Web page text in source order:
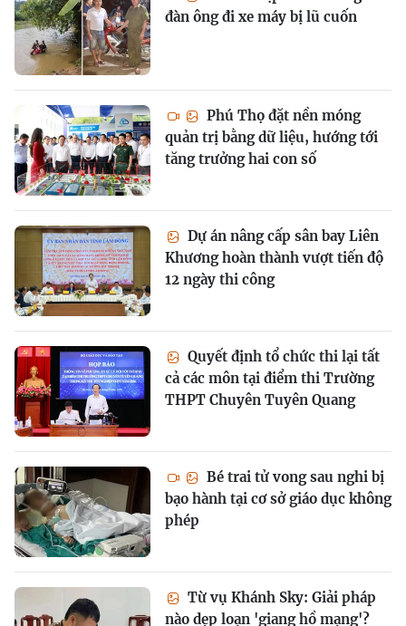
đàn ông đi xe máy bị lũ cuốn
Phú Thọ đặt nền móng
quản trị bằng dữ liệu, hướng tới
tăng trưởng hai con số
Dự án nâng cấp sân bay Liên
Khương hoàn thành vượt tiến độ
12 ngày thi công
Quyết định tổ chức thi lại tất
cả các môn tại điểm thi Trường
THPT Chuyên Tuyên Quang
Bé trai tử vong sau nghi bị
bạo hành tại cơ sở giáo dục không
phép
Từ vụ Khánh Sky: Giải pháp
nào dẹp loạn 'giang hồ mạng'?